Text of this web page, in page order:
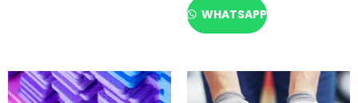
WHATSAPP